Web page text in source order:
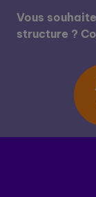
Vous
structure ?